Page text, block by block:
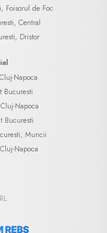
Foisorul de Foc
Central
Dristor
Napoca
Bucuresti
Napoca
Bucuresti
Muncii
Napoca